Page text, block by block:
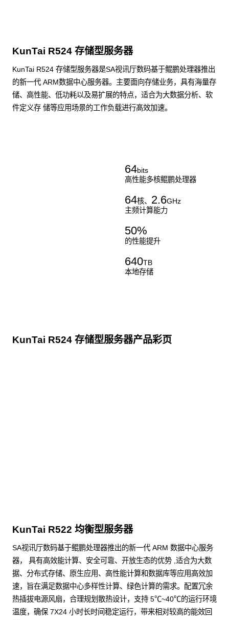
KunTai R524 存储型服务器
KunTai R524 存储型服务器是SA视讯厅数码基于鲲鹏处理器推出
的新一代 ARM数据中心服务器。主要面向存储业务，具有海量存
储、高性能、低功耗以及易扩展的特点，适合为大数据分析、软
件定义存 储等应用场景的工作负载进行髙效加速。
64bits
高性能多核鲲鹏处理器
64核、 2.6GHz
主频计算能力
50%
的性能提升
640TB
本地存储
KunTai R524 存储型服务器产品彩页
KunTai R522 均衡型服务器
SA视讯厅数码基于鲲鹏处理器推出的新一代 ARM 数据中心服务
器， 具有高效能计算、安全可靠、开放生态的优势 ,适合为大数
据、分布式存储、原生应用、高性能计算和数据库等应用高效加
速，旨在满足数据中心多样性计算、绿色计算的需求。配置冗余
热插拔电源风扇，合理规划散热设计，支持 5℃~40℃的运行环境
温度，确保 7X24 小时长时间稳定运行，带来相对较高的能效回